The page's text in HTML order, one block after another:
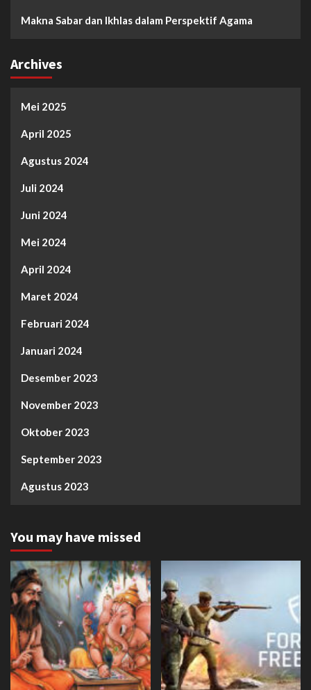
Makna Sabar dan Ikhlas dalam Perspektif Agama
Archives
Mei 2025
April 2025
Agustus 2024
Juli 2024
Juni 2024
Mei 2024
April 2024
Maret 2024
Februari 2024
Januari 2024
Desember 2023
November 2023
Oktober 2023
September 2023
Agustus 2023
You may have missed